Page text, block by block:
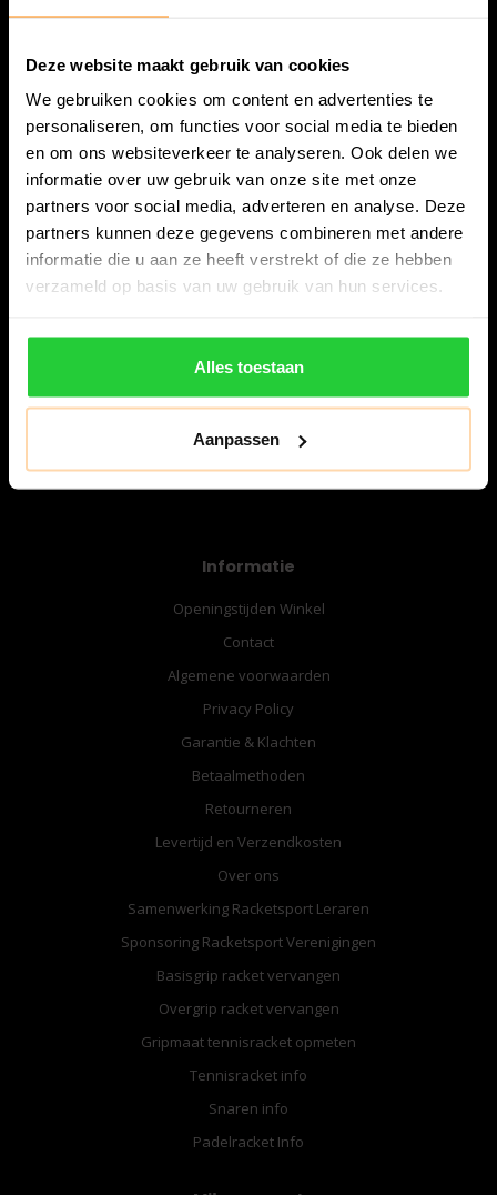
Deze website maakt gebruik van cookies
We gebruiken cookies om content en advertenties te
personaliseren, om functies voor social media te bieden
en om ons websiteverkeer te analyseren. Ook delen we
informatie over uw gebruik van onze site met onze
partners voor social media, adverteren en analyse. Deze
partners kunnen deze gegevens combineren met andere
informatie die u aan ze heeft verstrekt of die ze hebben
verzameld op basis van uw gebruik van hun services.
Alles toestaan
Aanpassen
Bespanracket.nl is dé racketspecialist van Lelystad en
omstreken.
Snijdersstraat 6
8224 AA Lelystad
Nederland
06-57276080
info@bespanracket.nl
Informatie
Openingstijden Winkel
Contact
Algemene voorwaarden
Privacy Policy
Garantie & Klachten
Betaalmethoden
Retourneren
Levertijd en Verzendkosten
Over ons
Samenwerking Racketsport Leraren
Sponsoring Racketsport Verenigingen
Basisgrip racket vervangen
Overgrip racket vervangen
Gripmaat tennisracket opmeten
Tennisracket info
Snaren info
Padelracket Info